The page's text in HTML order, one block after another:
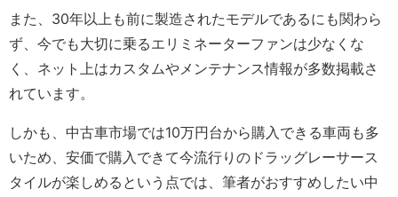
また、30年以上も前に製造されたモデルであるにも関わら
ず、今でも大切に乗るエリミネーターファンは少なくな
く、ネット上はカスタムやメンテナンス情報が多数掲載さ
れています。
しかも、中古車市場では10万円台から購入できる車両も多
いため、安価で購入できて今流行りのドラッグレーサース
タイルが楽しめるという点では、筆者がおすすめしたい中